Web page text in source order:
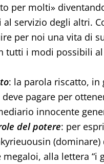
per molti»
al servizio degli altri.
per noi una vita di
tutti i modi possibili
: la parola riscatto, in
deve pagare per
innocente
del potere: per
megaloi, alla lettera “i